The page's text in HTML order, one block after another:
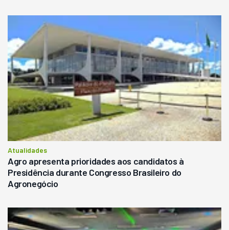
Atualidades
Agro apresenta prioridades aos candidatos à
Presidência durante Congresso Brasileiro do
Agronegócio